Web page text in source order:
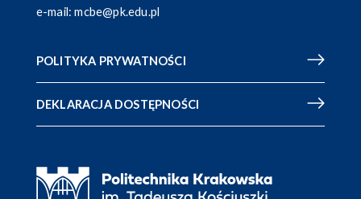
e-mail:mcbe@pk.edu.pl
POLITYKA PRYWATNOŚCI
DEKLARACJA DOSTĘPNOŚCI